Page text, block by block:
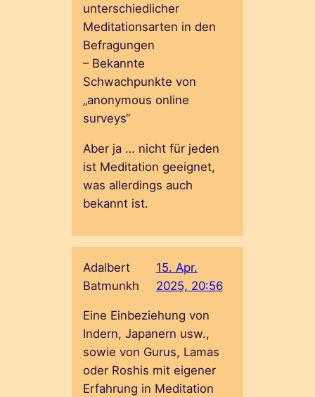
unterschiedlicher
Meditationsarten in den
Befragungen
– Bekannte
Schwachpunkte von
„anonymous online
surveys“
Aber ja … nicht für jeden
ist Meditation geeignet,
was allerdings auch
bekannt ist.
Adalbert
Batmunkh
15. Apr.
2025, 20:56
Eine Einbeziehung von
Indern, Japanern usw.,
sowie von Gurus, Lamas
oder Roshis mit eigener
Erfahrung in Meditation